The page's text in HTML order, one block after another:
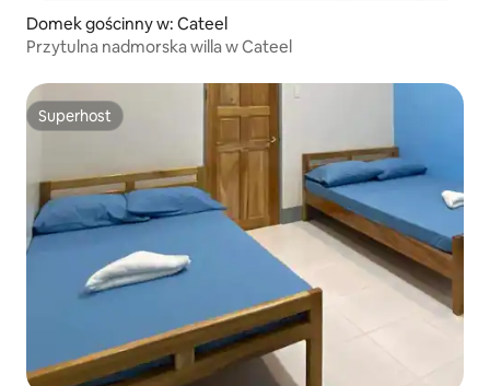
Domek gościnny w: Cateel
Przytulna nadmorska willa w Cateel
Superhost
Superhost